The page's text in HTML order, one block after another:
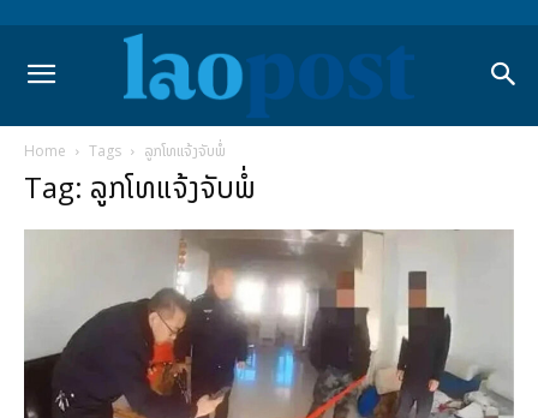
Home Tags ລູກໂທແຈ້ງຈັບພໍ່
Tag: ລູກໂທແຈ້ງຈັບພໍ່